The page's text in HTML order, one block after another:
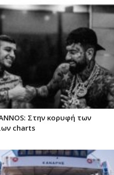
Στην κορυφή των
charts